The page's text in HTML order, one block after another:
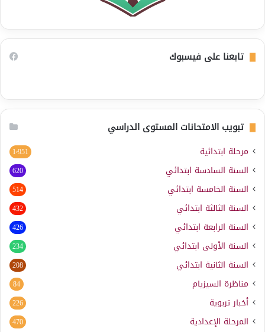
تابعنا على فيسبوك
تبويب الامتحانات المستوى الدراسي
مرحلة ابتدائية 1٬951
السنة السادسة ابتدائي 620
السنة الخامسة ابتدائي 514
السنة الثالثة ابتدائي 432
السنة الرابعة ابتدائي 426
السنة الأولى ابتدائي 234
السنة الثانية ابتدائي 208
مناظرة السيزيام 84
أخبار تربوية 226
المرحلة الإعدادية 470